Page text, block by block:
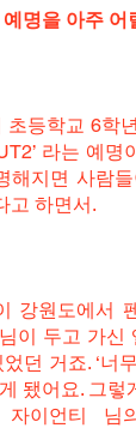
명을 아주 어
초등학교 6학
라는 예
해지면 사람
고 하면서.
강원도에서
이 두고 가신
었던 거죠. ‘너
됐어요. 그
자이언티 님